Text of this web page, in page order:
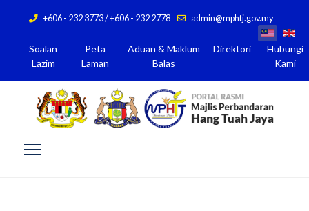
+606 - 232 3773 / +606 - 232 2778 admin@mphtj.gov.my
Soalan
Lazim
Peta
Laman
Aduan & Maklum
Balas
Direktori
Hubungi
Kami